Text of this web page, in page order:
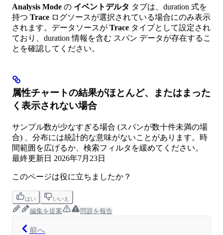
Analysis Mode の イベントデルタ タブは、duration 式を
持つ Trace ログソースが選択されている場合にのみ表示
されます。データソースが Trace タイプとして設定され
ており、duration 情報を含む スパン データが存在するこ
とを確認してください。
属性チャートの結果がほとんど、またはまった
く表示されない場合
サンプル数が少なすぎる場合 (スパンが数十件未満の場
合) 、分布には統計的な意味がないことがあります。時
間範囲を広げるか、検索フィルタを緩めてください。
最終更新日 2026年7月23日
このページは役に立ちましたか？
はい いいえ
編集を提案 問題を報告
前へ